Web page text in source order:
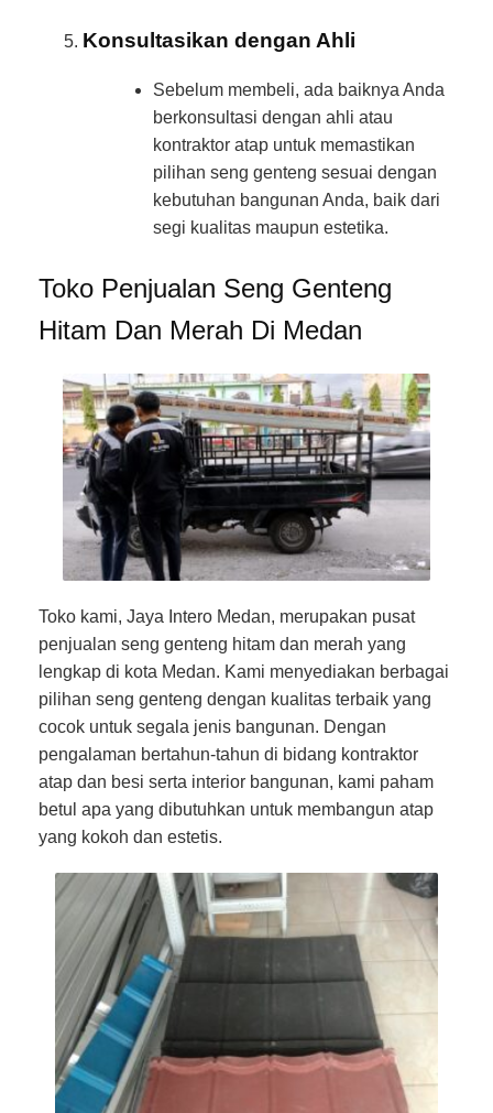
Konsultasikan dengan Ahli
Sebelum membeli, ada baiknya Anda
berkonsultasi dengan ahli atau
kontraktor atap untuk memastikan
pilihan seng genteng sesuai dengan
kebutuhan bangunan Anda, baik dari
segi kualitas maupun estetika.
Toko Penjualan Seng Genteng
Hitam Dan Merah Di Medan
Toko kami, Jaya Intero Medan, merupakan pusat
penjualan seng genteng hitam dan merah yang
lengkap di kota Medan. Kami menyediakan berbagai
pilihan seng genteng dengan kualitas terbaik yang
cocok untuk segala jenis bangunan. Dengan
pengalaman bertahun-tahun di bidang kontraktor
atap dan besi serta interior bangunan, kami paham
betul apa yang dibutuhkan untuk membangun atap
yang kokoh dan estetis.